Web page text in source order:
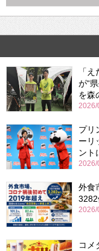
「
が“
を森
2026/
プリ
ーリ
ント
2026/
外食
3282
2026/
コメ